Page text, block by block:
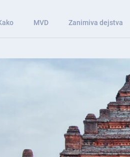
MVD Zanimiva dejstva